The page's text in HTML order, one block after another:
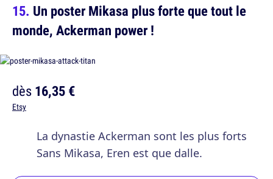
Un poster Mikasa plus forte que tout le
monde, Ackerman power !
dès16,35 €
Etsy
La dynastie Ackerman sont les plus forts
Sans Mikasa, Eren est que dalle.